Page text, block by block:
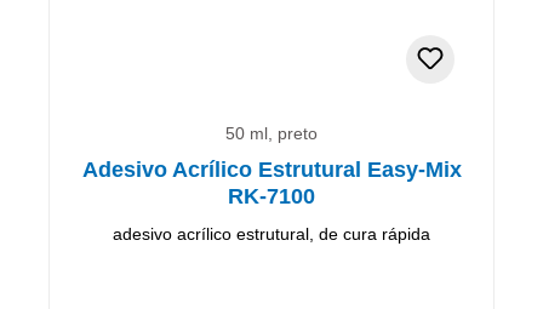
50 ml, preto
Adesivo Acrílico Estrutural Easy-Mix
RK-7100
adesivo acrílico estrutural, de cura rápida